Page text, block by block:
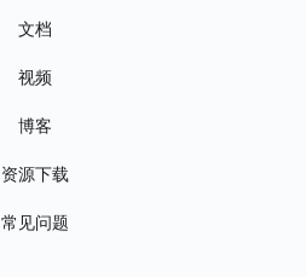
文档
视频
博客
资源下载
常见问题